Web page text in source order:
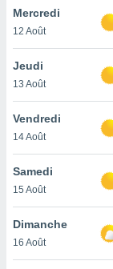
le
ainsi
un
la
du
en
Mercredi
12 Août
Jeudi
13 Août
Vendredi
14 Août
Samedi
15 Août
Dimanche
16 Août